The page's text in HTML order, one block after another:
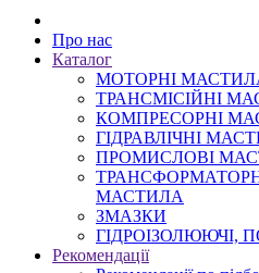
Про нас
Каталог
МОТОРНІ
ТРАНСМІСІЙНІ
КОМПРЕСОРНІ
ГІДРАВЛІЧНІ
ПРОМИСЛОВІ
МАСТИЛА
ЗМАЗКИ
ГІДРОІЗОЛЮЮЧІ,
Рекомендації